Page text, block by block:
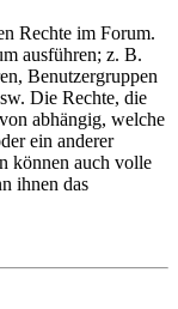
Rechte im Forum.
ausführen; z. B.
Benutzergruppen
Die Rechte, die
abhängig, welche
ein anderer
können auch volle
ihnen das